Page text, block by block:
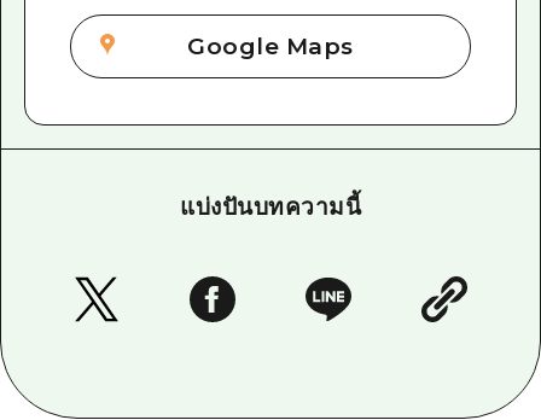
Google Maps
แบ่งปันบทความนี้